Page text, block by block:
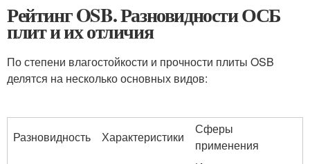
Рейтинг OSB. Разновидности ОСБ
плит и их отличия
По степени влагостойкости и прочности плиты OSB
делятся на несколько основных видов:
Разновидность Характеристики
Сферы
применения